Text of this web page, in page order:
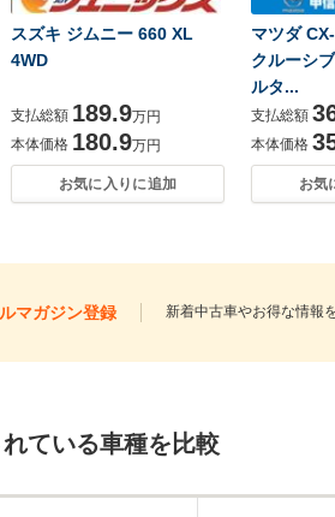
スズキ ジムニー 660 XL
4WD
支払総額 189.9万円
本体価格 180.9万円
お気に入りに追加
マツダ
クルーシ
ルタ...
支払総額
本体価格
お気
マガジン登録 新着中古車やお得な情報
ている車種を比較